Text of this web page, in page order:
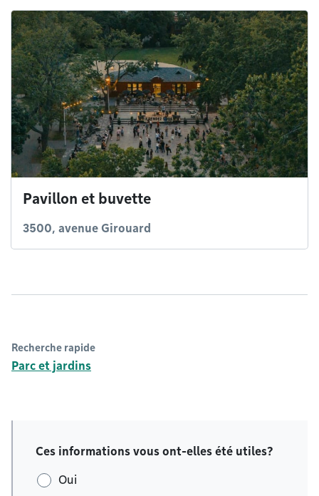
Pavillon et buvette
3500, avenue Girouard
Recherche rapide
Parc et jardins
Ces informations vous ont-elles été utiles?
Oui